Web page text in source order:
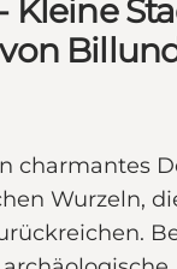
Kleine
Billund
charmantes
Wurzeln,